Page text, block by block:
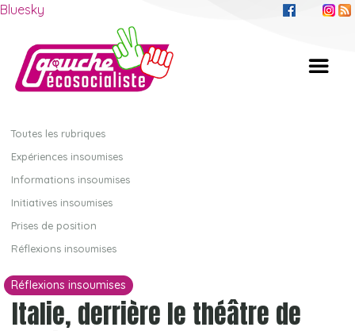
Bluesky
Toutes les rubriques
Expériences insoumises
Informations insoumises
Initiatives insoumises
Prises de position
Réflexions insoumises
Réflexions insoumises
Italie, derrière le théâtre de